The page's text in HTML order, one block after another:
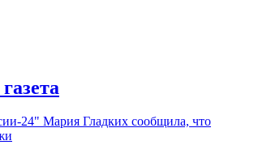
24" Мария Гладких сообщила, что